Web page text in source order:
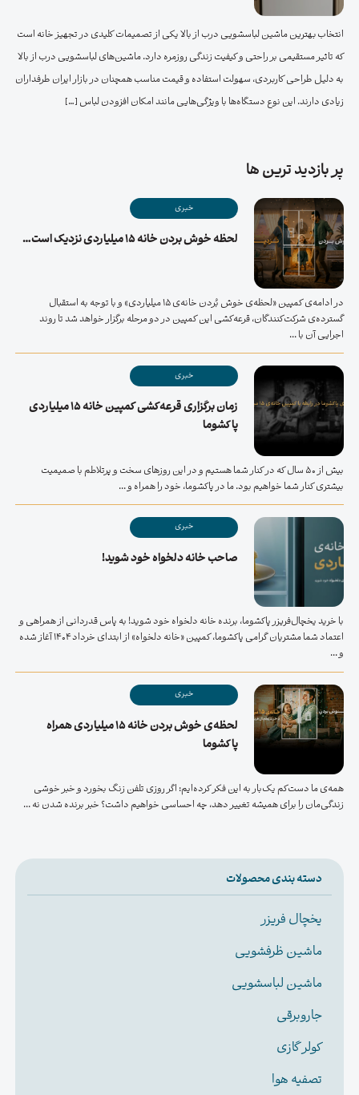
انتخاب بهترین ماشین لباسشویی درب از بالا یکی از تصمیمات کلیدی در تجهیز خانه است
که تاثیر مستقیمی بر راحتی و کیفیت زندگی روزمره دارد. ماشین‌های لباسشویی درب از بالا
به دلیل طراحی کاربردی، سهولت استفاده و قیمت مناسب همچنان در بازار ایران طرفداران
زیادی دارند. این نوع دستگاه‌ها با ویژگی‌هایی مانند امکان افزودن لباس […]
پر بازدید ترین ها
خبری
لحظه خوش بردن خانه ۱۵ میلیاردی نزدیک است…
در ادامه‌ی کمپین «لحظه‌ی خوش بُردن خانه‌ی ۱۵ میلیاردی» و با توجه به استقبال
گسترده‌ی شرکت‌کنندگان، قرعه‌کشی این کمپین در دو مرحله برگزار خواهد شد تا روند
اجرایی آن با ...
خبری
زمان برگزاری قرعه‌کشی کمپین خانه ۱۵ میلیاردی
پاکشوما
بیش از 50 سال که در کنار شما هستیم و در این روزهای سخت و پرتلاطم با صمیمیت
بیشتری کنار شما خواهیم بود. ما در پاکشوما، خود را همراه و ...
خبری
صاحب خانه دلخواه خود شوید!
با خرید یخچال‌فریزر پاکشوما، برنده خانه دلخواه خود شوید! به پاس قدردانی از همراهی و
اعتماد شما مشتریان گرامی پاکشوما، کمپین «خانه دلخواه» از ابتدای خرداد ۱۴۰۴ آغاز شده
و ...
خبری
لحظه‌ی خوش بردن خانه ۱۵ میلیاردی همراه
پاکشوما
همه‌ی ما دست‌کم یک‌بار به این فکر کرده‌ایم: اگر روزی تلفن زنگ بخورد و خبر خوشی
زندگی‌مان را برای همیشه تغییر دهد، چه احساسی خواهیم داشت؟ خبر برنده شدن نه ...
دسته بندی محصولات
یخچال فریزر
ماشین ظرفشویی
ماشین لباسشویی
جاروبرقی
کولر گازی
تصفیه هوا